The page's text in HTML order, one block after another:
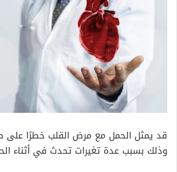
قد يمثل الحمل مع مرض القلب خطرًا على
وذلك بسبب عدة تغيرات تحدث في أثناء